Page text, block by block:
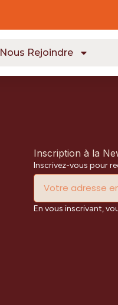
Nous Rejoindre
Inscription à la
Inscrivez-vous pour
En vous inscrivant,